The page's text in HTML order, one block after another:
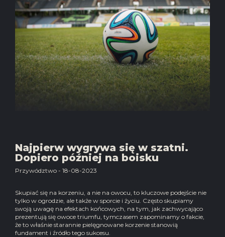
Najpierw wygrywa się w szatni.
Dopiero później na boisku
Przywództwo - 18-08-2023
Skupiać się na korzeniu, a nie na owocu, to kluczowe podejście nie
tylko w ogrodzie, ale także w sporcie i życiu. Często skupiamy
swoją uwagę na efektach końcowych, na tym, jak zachwycająco
prezentują się owoce triumfu, tymczasem zapominamy o fakcie,
że to właśnie starannie pielęgnowane korzenie stanowią
fundament i źródło tego sukcesu.